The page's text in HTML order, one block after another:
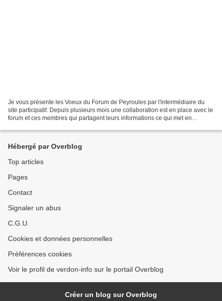
Je vous présente les Voeux du Forum de Peyroules par l'intermédiaire du
site participatif. Depuis plusieurs mois une collaboration est en place avec le
forum et ces membres qui partagent leurs informations ce qui met en
Hébergé par Overblog
Top articles
Pages
Contact
Signaler un abus
C.G.U.
Cookies et données personnelles
Préférences cookies
Voir le profil de verdon-info sur le portail Overblog
Créer un blog sur Overblog